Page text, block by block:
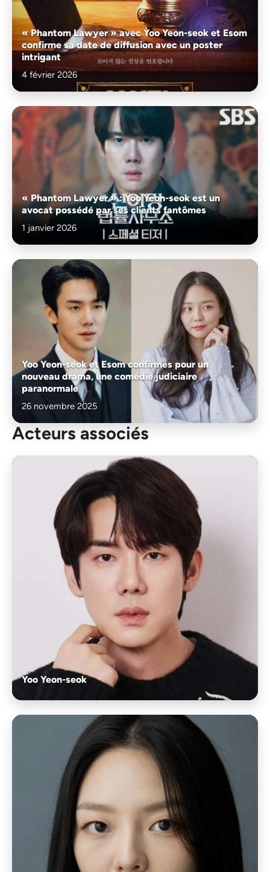
« Phantom Lawyer » avec Yoo Yeon-seok et Esom
confirme sa date de diffusion avec un poster
intrigant
4 février 2026
« Phantom Lawyer » : Yoo Yeon-seok est un
avocat possédé par ses clients fantômes
1 janvier 2026
Yoo Yeon-seok et Esom confirmés pour un
nouveau drama, une comédie judiciaire
paranormale
26 novembre 2025
Acteurs associés
Yoo Yeon-seok